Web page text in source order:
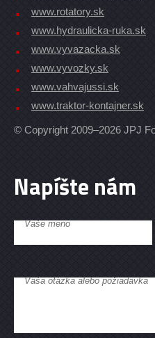
www.rotatory.sk
www.hydraulicka-ruka.sk
www.vyvazacka.sk
www.vyvozky.sk
www.vahvajussi.sk
www.traktor-kontajner.sk
© Copyright 2009–2026 JPJ
Napíšte nám
Vaše meno
Vaša otázka alebo požiadavka